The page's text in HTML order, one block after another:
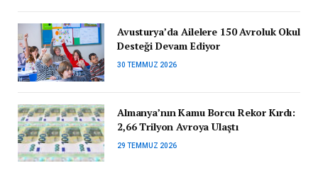
Avusturya’da Ailelere 150 Avroluk Okul
Desteği Devam Ediyor
30 TEMMUZ 2026
Almanya’nın Kamu Borcu Rekor Kırdı:
2,66 Trilyon Avroya Ulaştı
29 TEMMUZ 2026